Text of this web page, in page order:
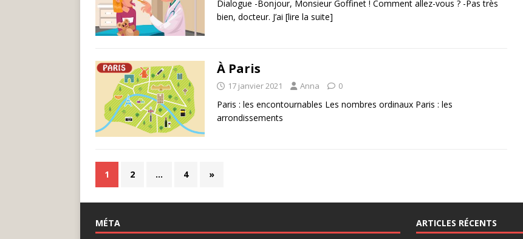
Dialogue -Bonjour, Monsieur Goffinet ! Comment allez­-vous ? -Pas très
bien, docteur. J’ai [lire la suite]
À Paris
17 janvier 2021 Anna 0
Paris : les encontournables Les nombres ordinaux Paris : les
arrondissements
1 2 … 4 »
MÉTA ARTICLES RÉCENTS